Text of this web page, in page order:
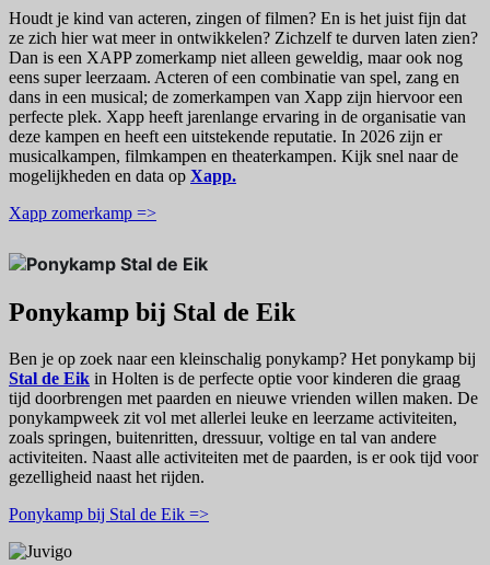
Houdt je kind van acteren, zingen of filmen? En is het juist fijn dat
ze zich hier wat meer in ontwikkelen? Zichzelf te durven laten zien?
Dan is een XAPP zomerkamp niet alleen geweldig, maar ook nog
eens super leerzaam. Acteren of een combinatie van spel, zang en
dans in een musical; de zomerkampen van Xapp zijn hiervoor een
perfecte plek. Xapp heeft jarenlange ervaring in de organisatie van
deze kampen en heeft een uitstekende reputatie. In 2026 zijn er
musicalkampen, filmkampen en theaterkampen. Kijk snel naar de
mogelijkheden en data op Xapp.
Xapp zomerkamp =>
Ponykamp bij Stal de Eik
Ben je op zoek naar een kleinschalig ponykamp? Het ponykamp bij
Stal de Eik in Holten is de perfecte optie voor kinderen die graag
tijd doorbrengen met paarden en nieuwe vrienden willen maken. De
ponykampweek zit vol met allerlei leuke en leerzame activiteiten,
zoals springen, buitenritten, dressuur, voltige en tal van andere
activiteiten. Naast alle activiteiten met de paarden, is er ook tijd voor
gezelligheid naast het rijden.
Ponykamp bij Stal de Eik =>